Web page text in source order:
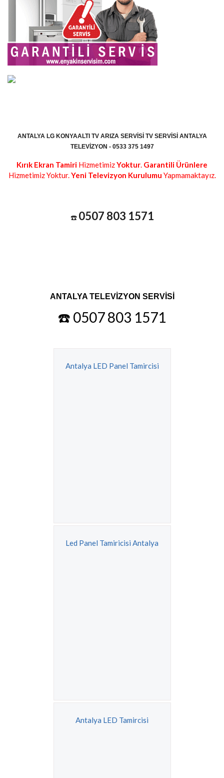
ANTALYA LG KONYAALTI TV ARIZA SERVISI TV SERVISI ANTALYA
TELEVIZYON - 0533 375 1497
Kırık Ekran Tamiri HizmetimizYoktur. Garantili Ürünlere
Hizmetimiz Yoktur.Yeni Televizyon Kurulumu Yapmamaktayız.
☎️ 0507 803 1571
ANTALYA TELEVİZYON SERVİSİ
☎️ 0507 803 1571
Antalya LED Panel Tamircisi
Led Panel Tamiricisi Antalya
Antalya LED Tamircisi